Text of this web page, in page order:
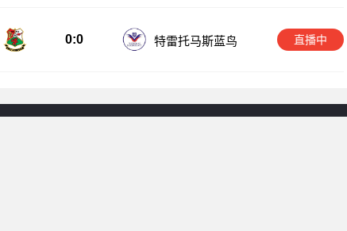
0:0 特雷托马斯蓝鸟 直播中